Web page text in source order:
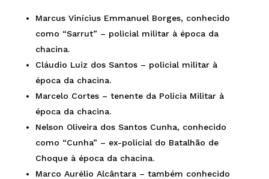
Marcus Vinícius Emmanuel Borges, conhecido
como “Sarrut” – policial militar à época da
chacina.
Cláudio Luiz dos Santos – policial militar à
época da chacina.
Marcelo Cortes – tenente da Polícia Militar à
época da chacina.
Nelson Oliveira dos Santos Cunha, conhecido
como “Cunha” – ex-policial do Batalhão de
Choque à época da chacina.
Marco Aurélio Alcântara – também conhecido